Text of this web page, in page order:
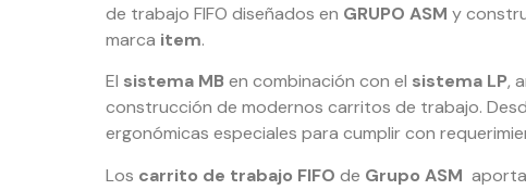
de trabajo FIFO diseñados en GRUPO ASM y
marca item.
El sistema MB en combinación con el sistema LP,
construcción de modernos carritos de trabajo.
ergonómicas especiales para cumplir con
Los carrito de trabajo FIFO de Grupo ASM